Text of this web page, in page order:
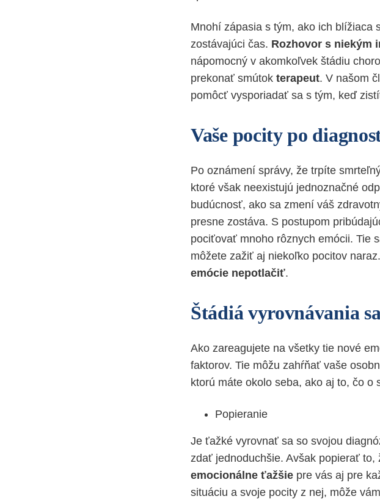
Mnohí zápasia s tým, ako ich blížiaca
zostávajúci čas. Rozhovor s niekým
nápomocný v akomkoľvek štádiu
prekonať smútok terapeut. V našom
pomôcť vysporiadať sa s tým, keď
Vaše pocity po
Po oznámení správy, že trpíte
ktoré však neexistujú jednoznačné
budúcnosť, ako sa zmení váš
presne zostáva. S postupom
pociťovať mnoho rôznych emócii. Tie
môžete zažiť aj niekoľko pocitov
emócie nepotlačiť.
Štádiá vyrovnávania
Ako zareagujete na všetky tie nové
faktorov. Tie môžu zahŕňať vaše
ktorú máte okolo seba, ako aj to, čo o
Popieranie
Je ťažké vyrovnať sa so svojou
zdať jednoduchšie. Avšak popierať
emocionálne ťažšie pre vás aj pre
situáciu a svoje pocity z nej, môže